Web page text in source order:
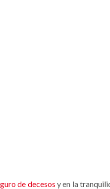
de decesos y en la